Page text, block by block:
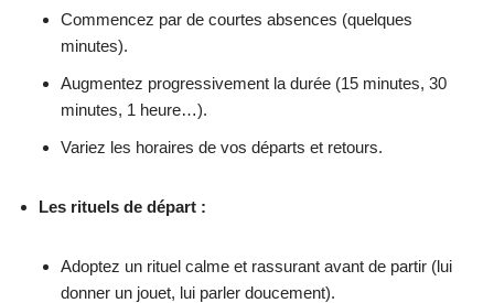
Commencez par de courtes absences (quelques
minutes).
Augmentez progressivement la durée (15 minutes, 30
minutes, 1 heure…).
Variez les horaires de vos départs et retours.
Les rituels de départ :
Adoptez un rituel calme et rassurant avant de partir (lui
donner un jouet, lui parler doucement).